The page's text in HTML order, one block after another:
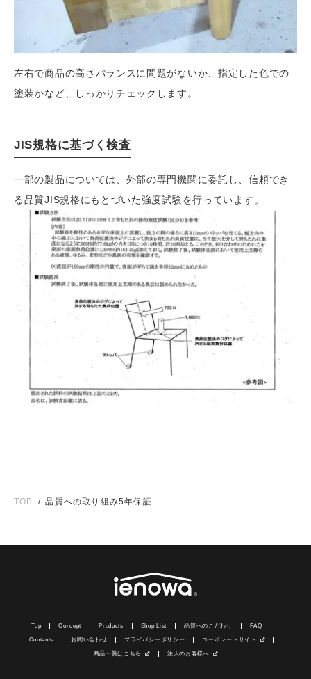
左右で商品の高さバランスに問題がないか、指定した色での
塗装かなど、しっかりチェックします。
JIS規格に基づく検査
一部の製品については、外部の専門機関に委託し、信頼でき
る品質JIS規格にもとづいた強度試験を行っています。
TOP / 品質への取り組み5年保証
Top Concept Products Shop List 品質へのこだわり FAQ
Contents お問い合わせ プライバシーポリシー コーポレートサイト
商品一覧はこちら 法人のお客様へ